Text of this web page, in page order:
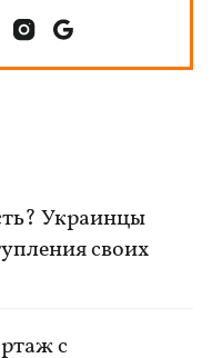
Украинцы
своих
с